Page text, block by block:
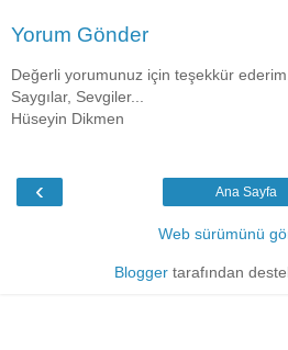
Yorum Gönder
Değerli yorumunuz için teşekkür ederim.
Saygılar, Sevgiler...
Hüseyin Dikmen
‹ Ana Sayfa
Web sürümünü
Bloggertarafından